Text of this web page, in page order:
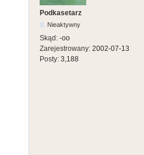
Podkasetarz
Nieaktywny
Skąd: -oo
Zarejestrowany: 2002-07-13
Posty: 3,188